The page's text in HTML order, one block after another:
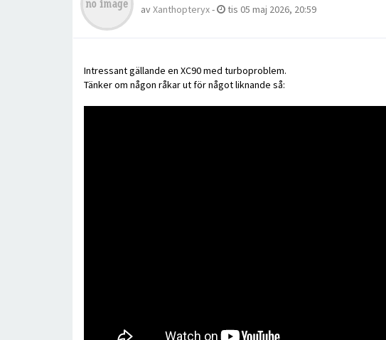
avXanthopteryx- tis 05 maj 2026, 20:59
Intressant gällande en XC90 med turboproblem.
Tänker om någon råkar ut för något liknande så: